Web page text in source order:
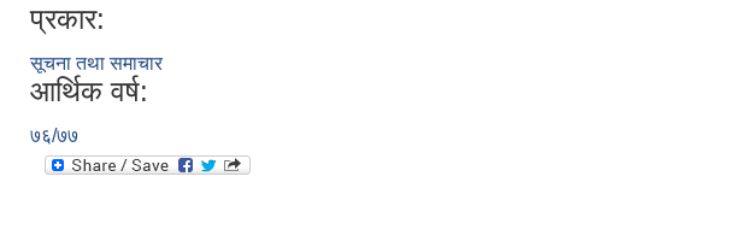
प्रकार:
सूचना तथा समाचार
आर्थिक वर्ष:
७६/७७